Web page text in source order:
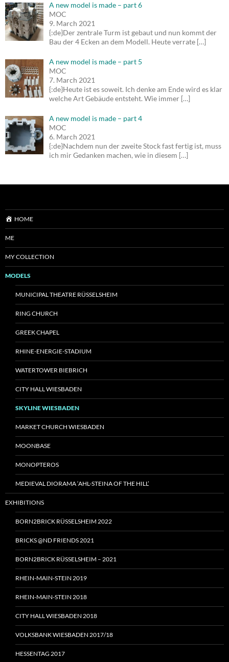
A new model is made – part 6
MOC
9. March 2021
{:de}Der zentrale Turm ist gebaut und nun kommt der
Bau der 4 Ecken an dem Modell. Heute verrate […]
A new model is made – part 5
MOC
7. March 2021
{:de}Heute ist es soweit. Ich denke am Ende wird es klar
welche Art Gebäude entsteht. Wie immer […]
A new model is made – part 4
MOC
6. March 2021
{:de}Nachdem nun der zweite Stock fast fertig ist, muss
ich mir Gedanken machen, wie in diesem […]
HOME
ME
MY COLLECTION
MODELS
MUNICIPAL THEATRE RÜSSELSHEIM
RING CHURCH
GREEK CHAPEL
RHINE-ENERGIE-STADIUM
WATERTOWER BIEBRICH
CITY HALL WIESBADEN
SKYLINE WIESBADEN
MARKET CHURCH WIESBADEN
MOONBASE
MONOPTEROS
MEDIEVAL DIORAMA ‘AHL-STEINA OF THE HILL’
EXHIBITIONS
BORN2BRICK RÜSSELSHEIM 2022
BRICKS @ND FRIENDS 2021
BORN2BRICK RÜSSELSHEIM – 2021
RHEIN-MAIN-STEIN 2019
RHEIN-MAIN-STEIN 2018
CITY HALL WIESBADEN 2018
VOLKSBANK WIESBADEN 2017/18
HESSENTAG 2017